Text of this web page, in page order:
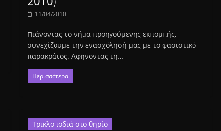
11/04/2010
Πιάνοντας το νήμα προηγούμενης εκπομπής,
συνεχίζουμε την ενασχόλησή μας με το φασιστικό
παρακράτος. Αφήνοντας τη…
Περισσότερα
Τρικλοποδιά στο θηρίο